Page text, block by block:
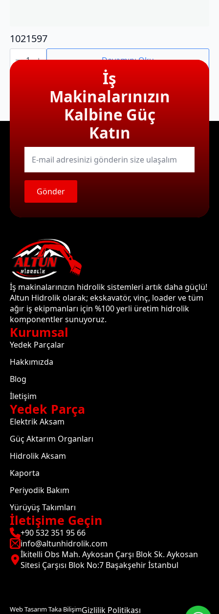
1021597
1021597
adet Devamını Oku
İş
Makinalarınızın
Kalbine Güç
Katın
E-
mail
Gönder
İş makinalarınızın hidrolik sistemleri artık daha güçlü!
Altun Hidrolik olarak; ekskavatör, vinç, loader ve tüm
ağır iş ekipmanları için %100 yerli üretim hidrolik
komponentler sunuyoruz.
Kurumsal
Yedek Parçalar
Hakkımızda
Blog
İletişim
Yedek Parça
Elektrik Aksam
Güç Aktarım Organları
Hidrolik Aksam
Kaporta
Periyodik Bakım
Yürüyüş Takımları
İletişime Geçin
+90 532 351 95 66
info@altunhidrolik.com
İkitelli Obs Mah. Aykosan Çarşı Blok Sk. Aykosan
Sitesi Çarşısı Blok No:7 Başakşehir İstanbul
Web Tasarım Taka BilişimGizlilik Politikası